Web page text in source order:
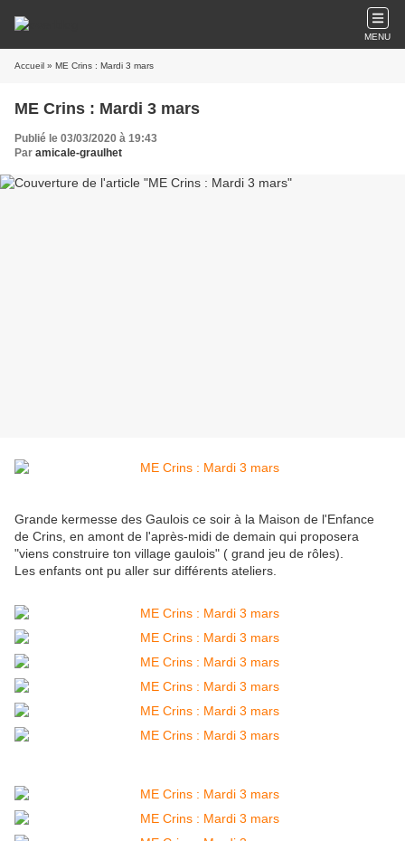
MENU
Accueil » ME Crins : Mardi 3 mars
ME Crins : Mardi 3 mars
Publié le 03/03/2020 à 19:43
Par amicale-graulhet
Grande kermesse des Gaulois ce soir à la Maison de l'Enfance
de Crins, en amont de l'après-midi de demain qui proposera
"viens construire ton village gaulois" ( grand jeu de rôles).
Les enfants ont pu aller sur différents ateliers.